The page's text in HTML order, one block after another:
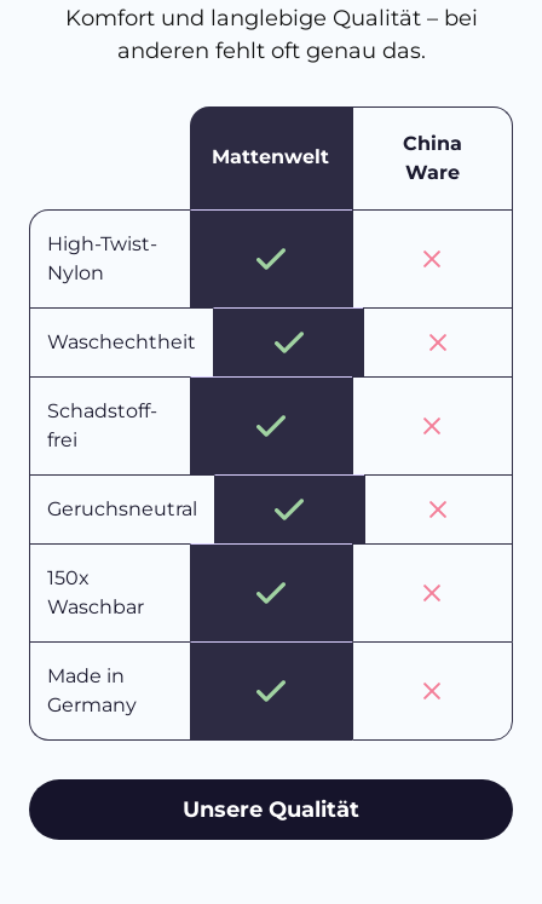
Komfort und langlebige Qualität – bei
anderen fehlt oft genau das.
Mattenwelt
China
Ware
High-Twist-
Nylon
Waschechtheit
Schadstoff-
frei
Geruchsneutral
150x
Waschbar
Made in
Germany
Unsere Qualität